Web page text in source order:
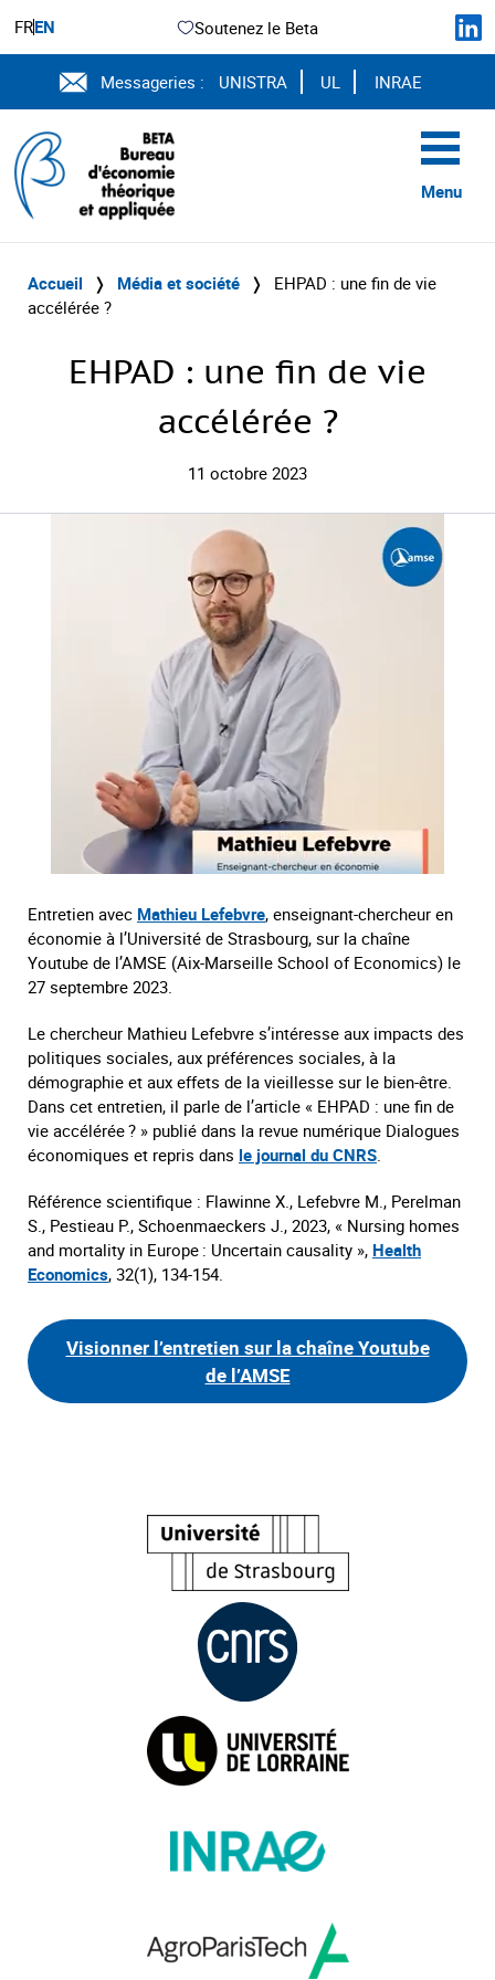
FREN Soutenez le Beta
Messageries : UNISTRA UL INRAE
Menu
Accueil ❭ Média et société ❭
EHPAD : une fin de vie
accélérée ?
EHPAD : une fin de vie
accélérée ?
11 octobre 2023
Entretien avec Mathieu Lefebvre, enseignant-chercheur en
économie à l’Université de Strasbourg, sur la chaîne
Youtube de l’AMSE (Aix-Marseille School of Economics) le
27 septembre 2023.
Le chercheur Mathieu Lefebvre s’intéresse aux impacts des
politiques sociales, aux préférences sociales, à la
démographie et aux effets de la vieillesse sur le bien-être.
Dans cet entretien, il parle de l’article « EHPAD : une fin de
vie accélérée ? » publié dans la revue numérique Dialogues
économiques et repris dans le journal du CNRS
Référence scientifique : Flawinne X., Lefebvre M., Perelman
S., Pestieau P., Schoenmaeckers J., 2023, « Nursing homes
and mortality in Europe : Uncertain causality », Health
Economics, 32(1), 134-154.
Visionner l’entretien sur la chaîne Youtube
de l’AMSE